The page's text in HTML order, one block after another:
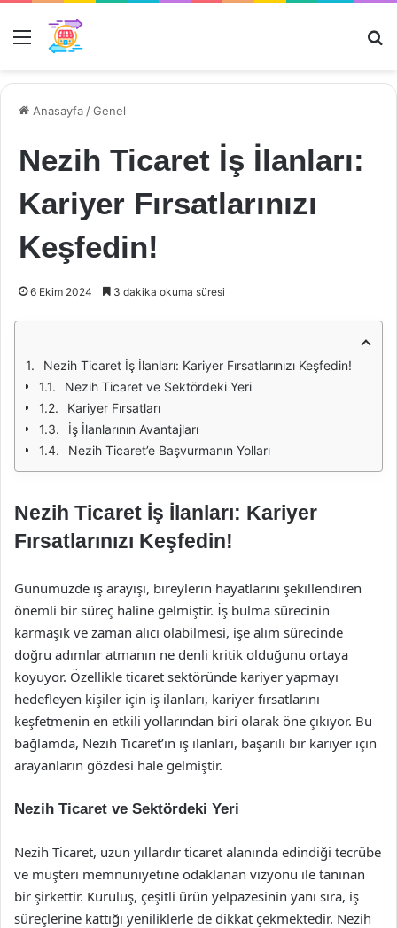
Menü
Anasayfa /Genel
Nezih Ticaret İş İlanları:
Kariyer Fırsatlarınızı
Keşfedin!
6 Ekim 2024 3 dakika okuma süresi
Nezih Ticaret İş İlanları: Kariyer Fırsatlarınızı Keşfedin!
Nezih Ticaret ve Sektördeki Yeri
Kariyer Fırsatları
İş İlanlarının Avantajları
Nezih Ticaret’e Başvurmanın Yolları
Nezih Ticaret İş İlanları: Kariyer
Fırsatlarınızı Keşfedin!
Günümüzde iş arayışı, bireylerin hayatlarını şekillendiren
önemli bir süreç haline gelmiştir. İş bulma sürecinin
karmaşık ve zaman alıcı olabilmesi, işe alım sürecinde
doğru adımlar atmanın ne denli kritik olduğunu ortaya
koyuyor. Özellikle ticaret sektöründe kariyer yapmayı
hedefleyen kişiler için iş ilanları, kariyer fırsatlarını
keşfetmenin en etkili yollarından biri olarak öne çıkıyor. Bu
bağlamda, Nezih Ticaret’in iş ilanları, başarılı bir kariyer için
arayanların gözdesi hale gelmiştir.
Nezih Ticaret ve Sektördeki Yeri
Nezih Ticaret, uzun yıllardır ticaret alanında edindiği tecrübe
ve müşteri memnuniyetine odaklanan vizyonu ile tanınan
bir şirkettir. Kuruluş, çeşitli ürün yelpazesinin yanı sıra, iş
süreçlerine kattığı yeniliklerle de dikkat çekmektedir. Nezih